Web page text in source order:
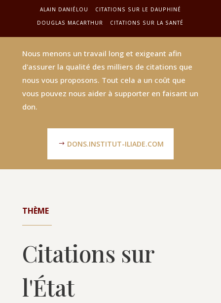
ALAIN DANIÉLOU
CITATIONS SUR LE DAUPHINÉ
DOUGLAS MACARTHUR
CITATIONS SUR LA SANTÉ
Nous menons un travail long et exigeant afin
d'assurer la qualité des milliers de citations que
nous vous proposons. Tout cela a un coût que
vous pouvez nous aider à supporter en faisant un
don.
DONS.INSTITUT-ILIADE.COM
THÈME
Citations sur
l'État